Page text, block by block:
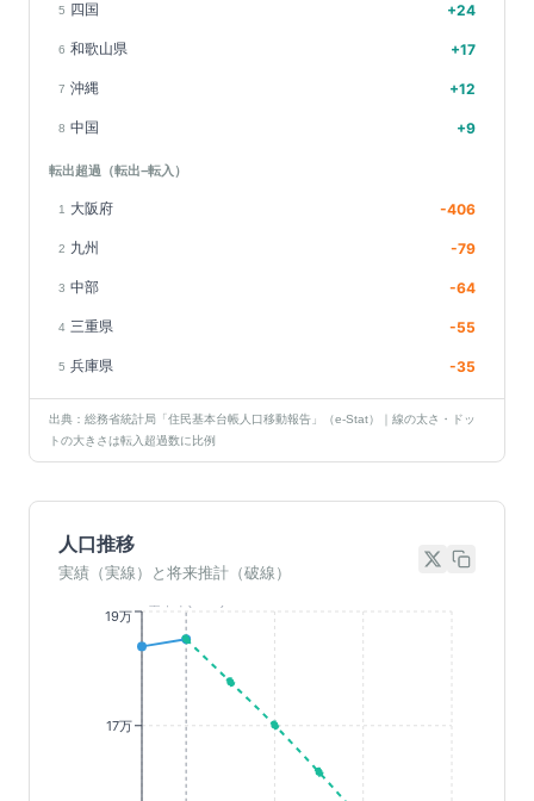
5 四国 +24
6 和歌山県 +17
7 沖縄 +12
8 中国 +9
転出超過（転出−転入）
1 大阪府 -406
2 九州 -79
3 中部 -64
4 三重県 -55
5 兵庫県 -35
出典：総務省統計局「住民基本台帳人口移動報告」（e-Stat）｜線の太さ・ドッ
トの大きさは転入超過数に比例
人口推移
実績（実線）と将来推計（破線）
17万
19万